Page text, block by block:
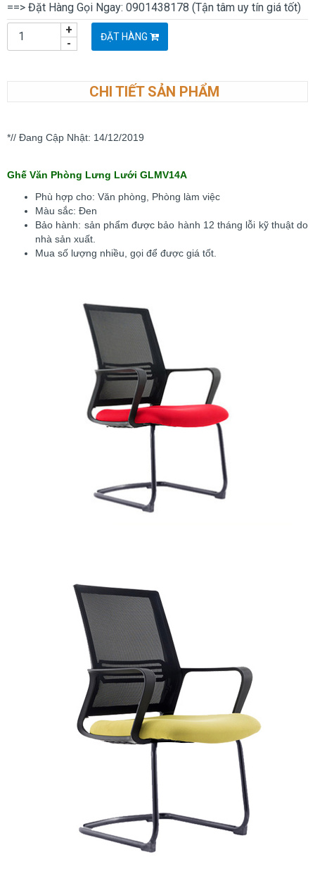
==> Đặt Hàng Gọi Ngay: 0901438178 (Tận tâm uy tín giá tốt)
-
+ ĐẶT HÀNG
CHI TIẾT SẢN PHẨM
*// Đang Cập Nhật: 14/12/2019
Ghế Văn Phòng Lưng Lưới GLMV14A
Phù hợp cho: Văn phòng, Phòng làm việc
Màu sắc: Đen
Bảo hành: sản phẩm được bảo hành 12 tháng lỗi kỹ thuật do
nhà sản xuất.
Mua số lượng nhiều, gọi để được giá tốt.